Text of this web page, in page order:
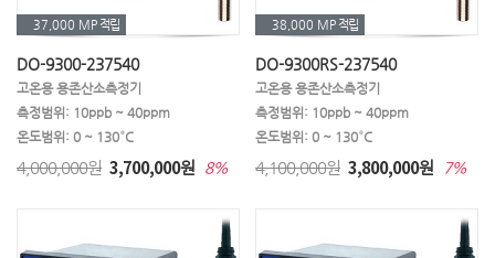
37,000 MP 적립
DO-9300-237540
고온용 용존산소측정기
측정범위: 10ppb ~ 40ppm
온도범위: 0 ~ 130°C
4,000,000원 3,700,000원 8%
38,000 MP 적립
DO-9300RS-237540
고온용 용존산소측정기
측정범위: 10ppb ~ 40ppm
온도범위: 0 ~ 130°C
4,100,000원 3,800,000원 7%